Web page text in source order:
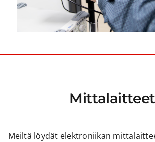
Mittalaitteet
Meiltä löydät elektroniikan